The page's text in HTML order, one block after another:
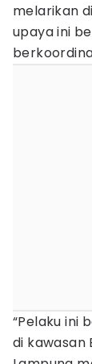
melarikan
upaya ini
“Pelaku ini
di kawasan